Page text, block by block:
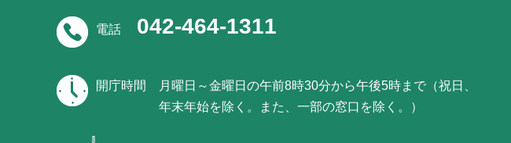
電話 042-464-1311
開庁時間
月曜日～金曜日の午前8時30分から午後5時まで（祝日、
年末年始を除く。また、一部の窓口を除く。）